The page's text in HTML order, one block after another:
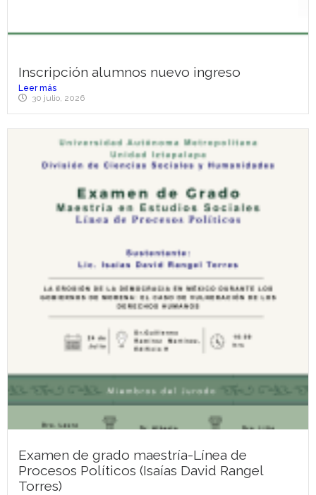
Inscripción alumnos nuevo ingreso
Leer más
30 julio, 2026
Examen de grado maestría-Línea de
Procesos Políticos (Isaías David Rangel
Torres)